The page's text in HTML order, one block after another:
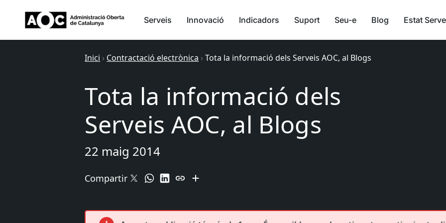
Serveis Innovació Indicadors Suport Seu-e Blog Estat
Inici › Contractació electrònica ›Tota la informació dels Serveis AOC, al Blogs
Tota la informació dels
Serveis AOC, al Blogs
22 maig 2014
Compartir